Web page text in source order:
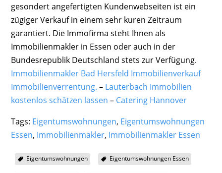
gesondert angefertigten Kundenwebseiten ist ein
zügiger Verkauf in einem sehr kuren Zeitraum
garantiert. Die Immofirma steht Ihnen als
Immobilienmakler in Essen oder auch in der
Bundesrepublik Deutschland stets zur Verfügung.
Immobilienmakler Bad Hersfeld Immobilienverkauf
Immobilienverrentung. – Lauterbach Immobilien
kostenlos schätzen lassen – Catering Hannover
Tags: Eigentumswohnungen, Eigentumswohnungen
Essen, Immobilienmakler, Immobilienmakler Essen
Eigentumswohnungen Eigentumswohnungen Essen